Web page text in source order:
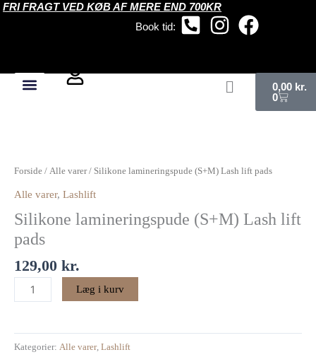
Gå
Book tid:
FRI FRAGT VED KØB AF MERE END 700KR
0,00 kr.
0
Forside / Alle varer/ Silikone lamineringspude (S+M) Lash lift pads
Alle varer, Lashlift
Silikone lamineringspude (S+M) Lash lift
pads
129,00 kr.
(S+M)
lift
pads
antal
Læg i kurv
Kategorier: Alle varer, Lashlift